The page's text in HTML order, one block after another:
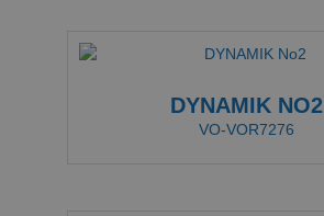
DYNAMIK NO2
VO-VOR7276